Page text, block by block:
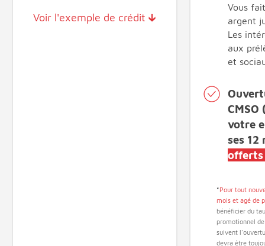
Voir l'exemple de crédit 🡳
Vous
argent
Les
aux
et
CMSO
votre
ses
*Pour tout
mois et agé de
bénéficier du
promotionnel
suivent
devra être